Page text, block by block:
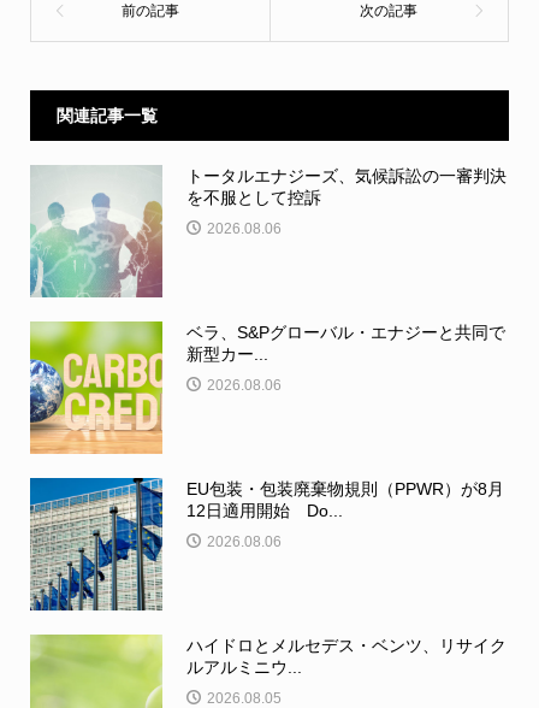
関連記事一覧
トータルエナジーズ、気候訴訟の一審判決
を不服として控訴
2026.08.06
ベラ、S&Pグローバル・エナジーと共同で
新型カー...
2026.08.06
EU包装・包装廃棄物規則（PPWR）が8月
12日適用開始 Do...
2026.08.06
ハイドロとメルセデス・ベンツ、リサイク
ルアルミニウ...
2026.08.05